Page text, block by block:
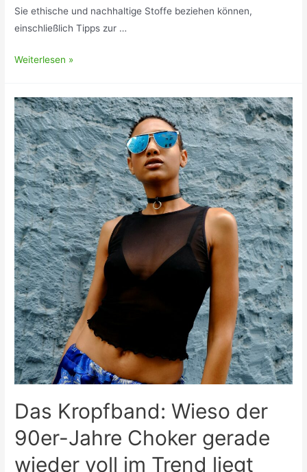
Sie ethische und nachhaltige Stoffe beziehen können,
einschließlich Tipps zur …
Wie
und
nachhaltige
Stoffe
beschafft
Weiterlesen »
Das Kropfband: Wieso der
90er-Jahre Choker gerade
wieder voll im Trend liegt